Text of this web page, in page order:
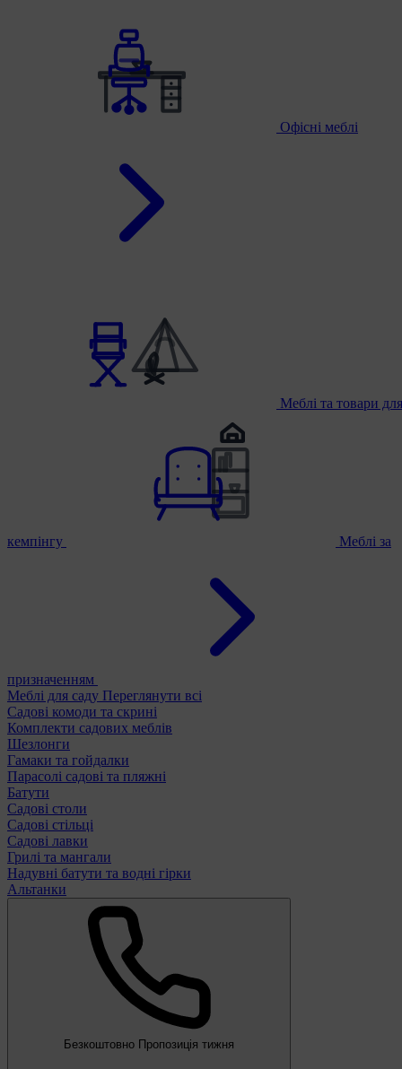
Офісні меблі
Меблі та товари для
кемпінгу Меблі за
призначенням
Меблі для саду Переглянути всі
Садові комоди та скрині
Комплекти садових меблів
Шезлонги
Гамаки та гойдалки
Парасолі садові та пляжні
Батути
Садові столи
Садові стільці
Садові лавки
Грилі та мангали
Надувні батути та водні гірки
Альтанки
Безкоштовно Пропозиція тижня